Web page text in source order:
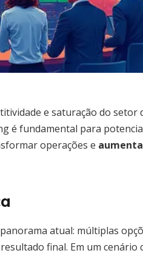
e saturação do setor
é fundamental para
operações e
atual: múltiplas
final. Em um cenário